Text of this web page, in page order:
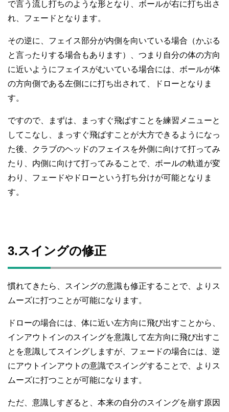
で言う流し打ちのような形となり、ボールが右に打ち出さ
れ、フェードとなります。
その逆に、フェイス部分が内側を向いている場合（かぶる
と言ったりする場合もあります）、つまり自分の体の方向
に近いようにフェイスがむいている場合には、ボールが体
の方向側である左側にに打ち出されて、ドローとなりま
す。
ですので、まずは、まっすぐ飛ばすことを練習メニューと
してこなし、まっすぐ飛ばすことが大方できるようになっ
た後、クラブのヘッドのフェイスを外側に向けて打ってみ
たり、内側に向けて打ってみることで、ボールの軌道が変
わり、フェードやドローという打ち分けが可能となりま
す。
3.スイングの修正
慣れてきたら、スイングの意識も修正することで、よりス
ムーズに打つことが可能になります。
ドローの場合には、体に近い左方向に飛び出すことから、
インアウトインのスイングを意識して左方向に飛び出すこ
とを意識してスイングしますが、フェードの場合には、逆
にアウトインアウトの意識でスイングすることで、よりス
ムーズに打つことが可能になります。
ただ、意識しすぎると、本来の自分のスイングを崩す原因